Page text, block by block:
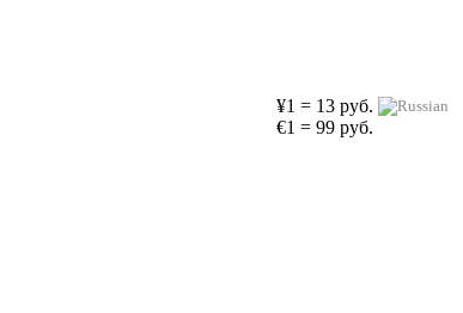
¥1 = 13 руб.
€1 = 99 руб.